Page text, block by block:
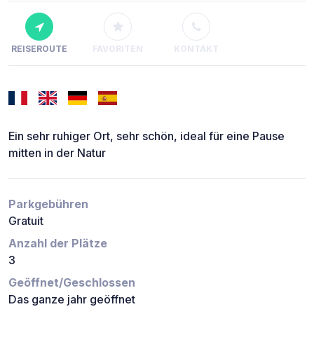
REISEROUTE FAVORITEN KONTAKT
Ein sehr ruhiger Ort, sehr schön, ideal für eine Pause
mitten in der Natur
Parkgebühren
Gratuit
Anzahl der Plätze
3
Geöffnet/Geschlossen
Das ganze jahr geöffnet